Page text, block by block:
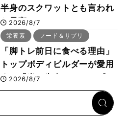
半身のスクワットとも言われ
た最高マシン“ノーチラス・
プルオーバーマシン”とは？
2026/8/7
栄養素 フード＆サプリ
「脚トレ前日に食べる理由」
トップボディビルダーが愛用
する「米＋牛肉」のシンプル
回復メシとは？
2026/8/7